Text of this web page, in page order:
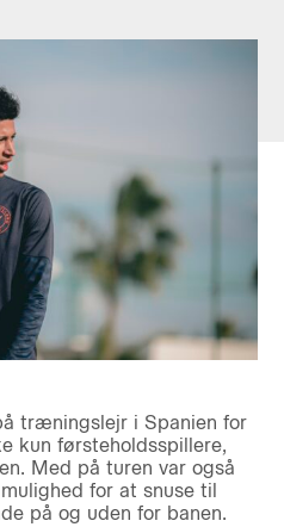
træningslejr i Spanien for
kun førsteholdsspillere,
Med på turen var også
for at snuse til
på og uden for banen.